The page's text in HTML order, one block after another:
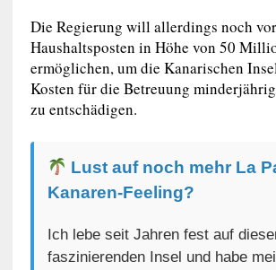
Die Regierung will allerdings noch
Haushaltsposten in Höhe von 50
ermöglichen, um die Kanarischen
Kosten für die Betreuung
zu entschädigen.
Lust auf noch mehr La
Kanaren-Feeling?
Ich lebe seit Jahren fest auf
faszinierenden Insel und habe